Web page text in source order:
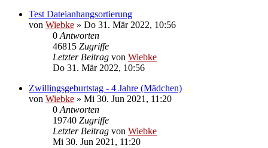
Test Dateianhangsortierung
von Wiebke » Do 31. Mär 2022, 10:56
0Antworten
46815 Zugriffe
Letzter Beitrag von Wiebke
Do 31. Mär 2022, 10:56
Zwillingsgeburtstag - 4 Jahre (Mädchen)
von Wiebke » Mi 30. Jun 2021, 11:20
0Antworten
19740 Zugriffe
Letzter Beitrag von Wiebke
Mi 30. Jun 2021, 11:20